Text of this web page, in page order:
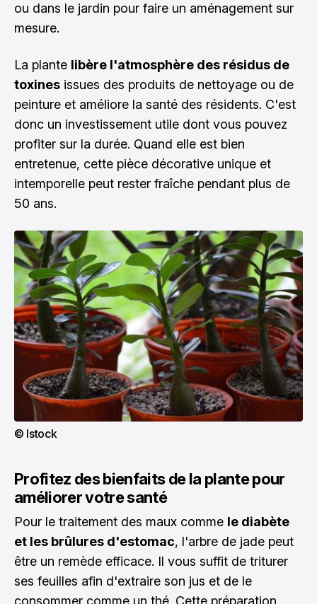
ou dans le jardin pour faire un aménagement sur
mesure.
La plante libère l'atmosphère des résidus de
toxines issues des produits de nettoyage ou de
peinture et améliore la santé des résidents. C'est
donc un investissement utile dont vous pouvez
profiter sur la durée. Quand elle est bien
entretenue, cette pièce décorative unique et
intemporelle peut rester fraîche pendant plus de
50 ans.
© Istock
Profitez des bienfaits de la plante pour
améliorer votre santé
Pour le traitement des maux comme le diabète
et les brûlures d'estomac, l'arbre de jade peut
être un remède efficace. Il vous suffit de triturer
ses feuilles afin d'extraire son jus et de le
consommer comme un thé. Cette préparation